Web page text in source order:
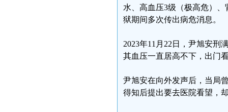
水、高血压3级（极高危）
狱期间多次传出病危消息。
2023年11月22日，尹旭安刑
其血压一直居高不下，出门
尹旭安在向外发声后，当局
得知后提出要去医院看望，